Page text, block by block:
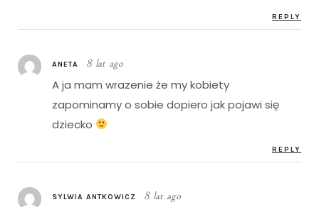
REPLY
ANETA 8 lat ago
A ja mam wrazenie że my kobiety
zapominamy o sobie dopiero jak pojawi się
dziecko
REPLY
SYLWIA ANTKOWICZ 8 lat ago